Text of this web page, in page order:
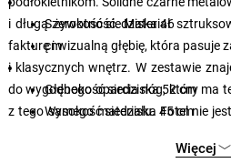
i długą żywotność. Materiał
fakturę i wizualną głębię, która pasuje
i klasycznych wnętrz. W zestawie
do wygodnego oparcia nóg, który ma
z tego samego materiału. Fotel nie
Szerokość siedziska46
cm
Głębokość siedziska52 cm
Wysokość siedziska 45 cm
Szerokość podłokietników7 cm
Więcej